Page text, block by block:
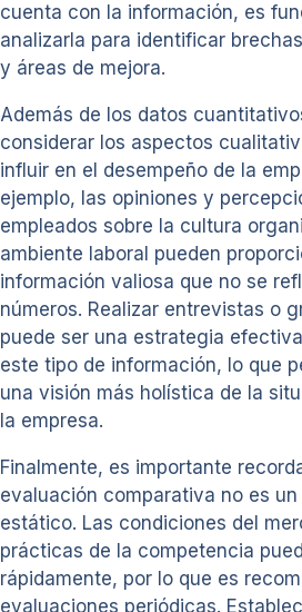
cuenta con la información, es
analizarla para identificar
y áreas de mejora.
Además de los datos
considerar los aspectos
influir en el desempeño de la
ejemplo, las opiniones y
empleados sobre la cultura
ambiente laboral pueden
información valiosa que no se
números. Realizar entrevistas o
puede ser una estrategia
este tipo de información, lo que
una visión más holística de la
la empresa.
Finalmente, es importante
evaluación comparativa no es
estático. Las condiciones del
prácticas de la competencia
rápidamente, por lo que es
evaluaciones periódicas.